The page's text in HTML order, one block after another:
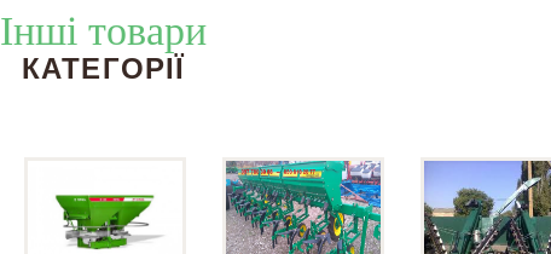
Інші товари
КАТЕГОРІЇ